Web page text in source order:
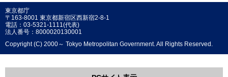
東京都庁
〒163-8001 東京都新宿区西新宿2-8-1
電話：03-5321-1111(代表)
法人番号：8000020130001
Copyright (C) 2000～ Tokyo Metropolitan Government. All Rights Reserved.